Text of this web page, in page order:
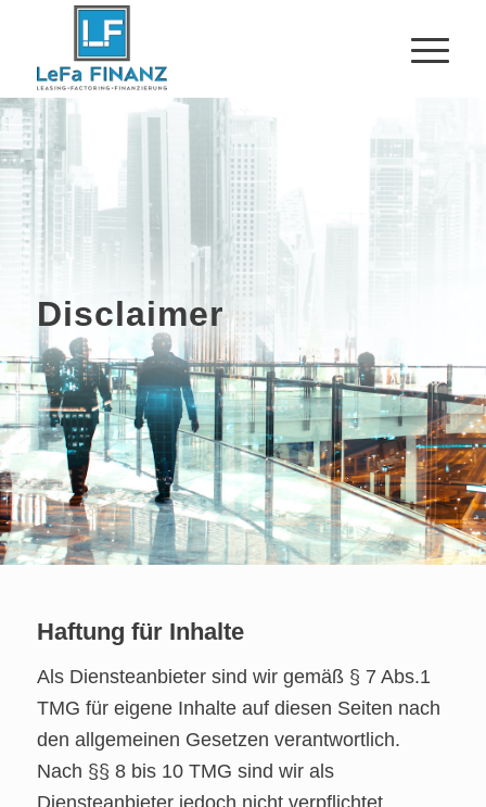
Disclaimer
Haftung für Inhalte
Als Diensteanbieter sind wir gemäß § 7 Abs.1
TMG für eigene Inhalte auf diesen Seiten nach
den allgemeinen Gesetzen verantwortlich.
Nach §§ 8 bis 10 TMG sind wir als